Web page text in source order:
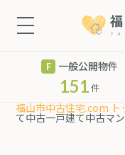
一般公開物件
151件
福山市中古住宅.com ト
て中古一戸建て中古マ